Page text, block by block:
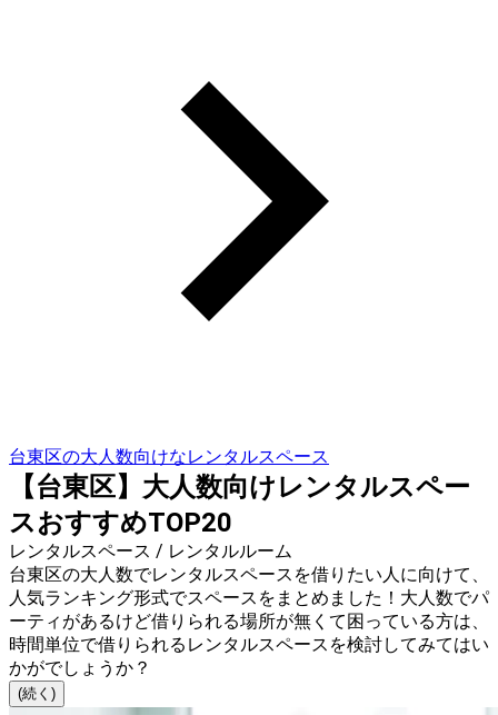
台東区の大人数向けなレンタルスペース
【台東区】大人数向けレンタルスペー
スおすすめTOP20
レンタルスペース / レンタルルーム
台東区の大人数でレンタルスペースを借りたい人に向けて、
人気ランキング形式でスペースをまとめました！大人数でパ
ーティがあるけど借りられる場所が無くて困っている方は、
時間単位で借りられるレンタルスペースを検討してみてはい
かがでしょうか？
(続く)